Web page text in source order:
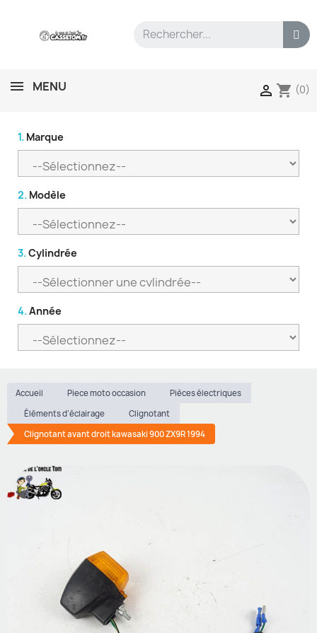
MENU  shopping_cart (0)
1. Marque
2. Modèle
3. Cylindrée
4. Année
Accueil Piece moto occasion
Pièces électriques
Éléments d’éclairage
Clignotant
Clignotant avant droit kawasaki 900 ZX9R 1994